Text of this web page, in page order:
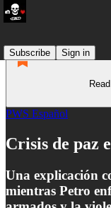
Subscribe
Sign in
PWS Español
Crisis de paz
Una explicación
mientras Petro